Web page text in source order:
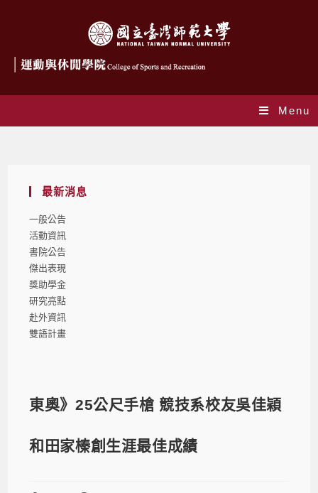
Menu
最新消息
一般公告
活動資訊
書院公告
傑出表現
獎助學金
研究亮點
赴外資訊
雙語計畫
東奧》25公尺手槍 競技系校友吳佳穎
和田家榛創生涯最佳成績